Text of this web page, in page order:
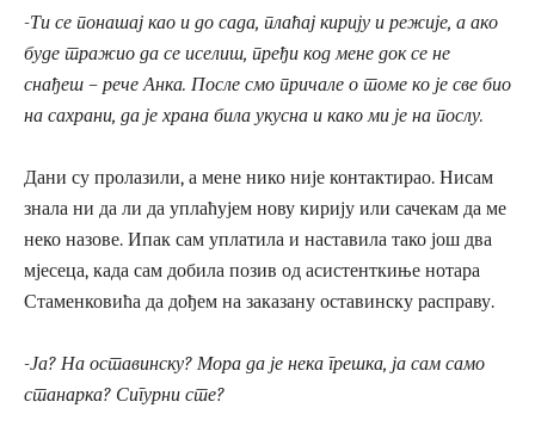
-Ти се понашај као и до сада, плаћај кирију и режије, а ако
буде тражио да се иселиш, пређи код мене док се не
снађеш – рече Анка. После смо причале о томе ко је све био
на сахрани, да је храна била укусна и како ми је на послу.
Дани су пролазили, а мене нико није контактирао. Нисам
знала ни да ли да уплаћујем нову кирију или сачекам да ме
неко назове. Ипак сам уплатила и наставила тако још два
мјесеца, када сам добила позив од асистенткиње нотара
Стаменковића да дођем на заказану оставинску расправу.
-Ја? На оставинску? Мора да је нека грешка, ја сам само
станарка? Сигурни сте?